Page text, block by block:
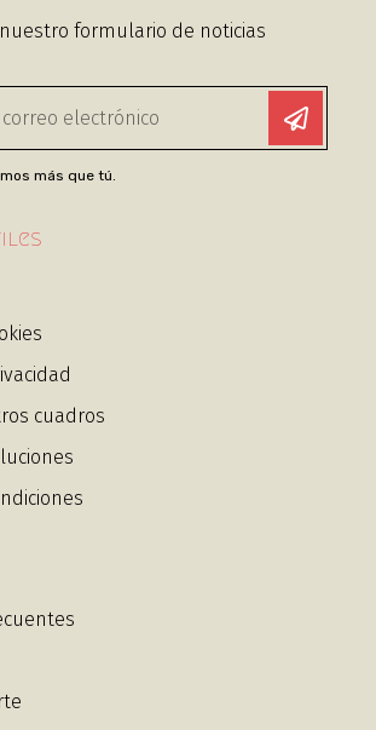
formulario de noticias
más que tú.
cuadros